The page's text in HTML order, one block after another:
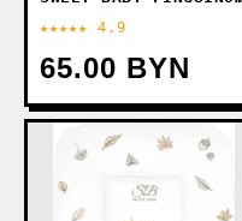
(ПИНГВИН СЕРЫЙ)
★★★★★ 4.9
65.00 BYN